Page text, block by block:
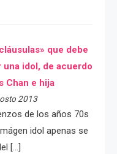
que debe
una idol, de acuerdo
Chan e hija
2013
de los años 70s
idol apenas se
[…]